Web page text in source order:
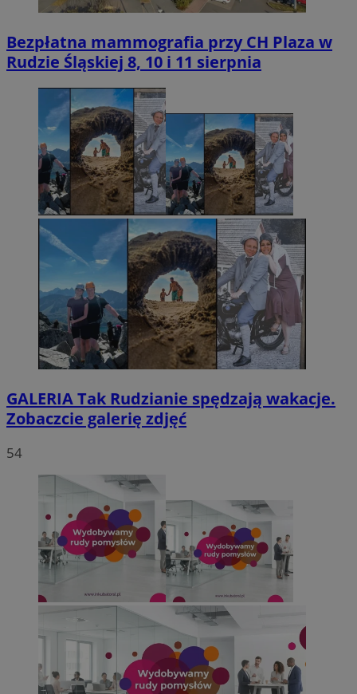
Bezpłatna mammografia przy CH Plaza w
Rudzie Śląskiej 8, 10 i 11 sierpnia
GALERIATak Rudzianie spędzają wakacje.
Zobaczcie galerię zdjęć
54